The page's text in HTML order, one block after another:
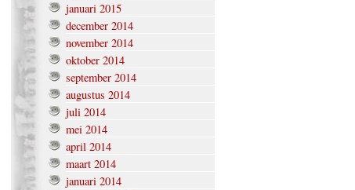
januari 2015
december 2014
november 2014
oktober 2014
september 2014
augustus 2014
juli 2014
mei 2014
april 2014
maart 2014
januari 2014